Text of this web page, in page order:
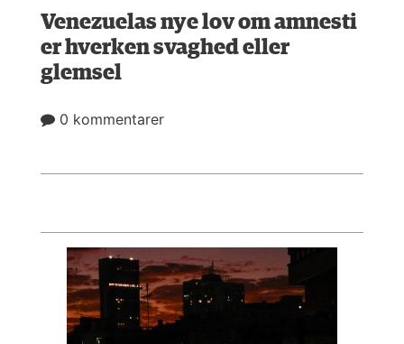
Venezuelas nye lov om amnesti
er hverken svaghed eller
glemsel
0 kommentarer